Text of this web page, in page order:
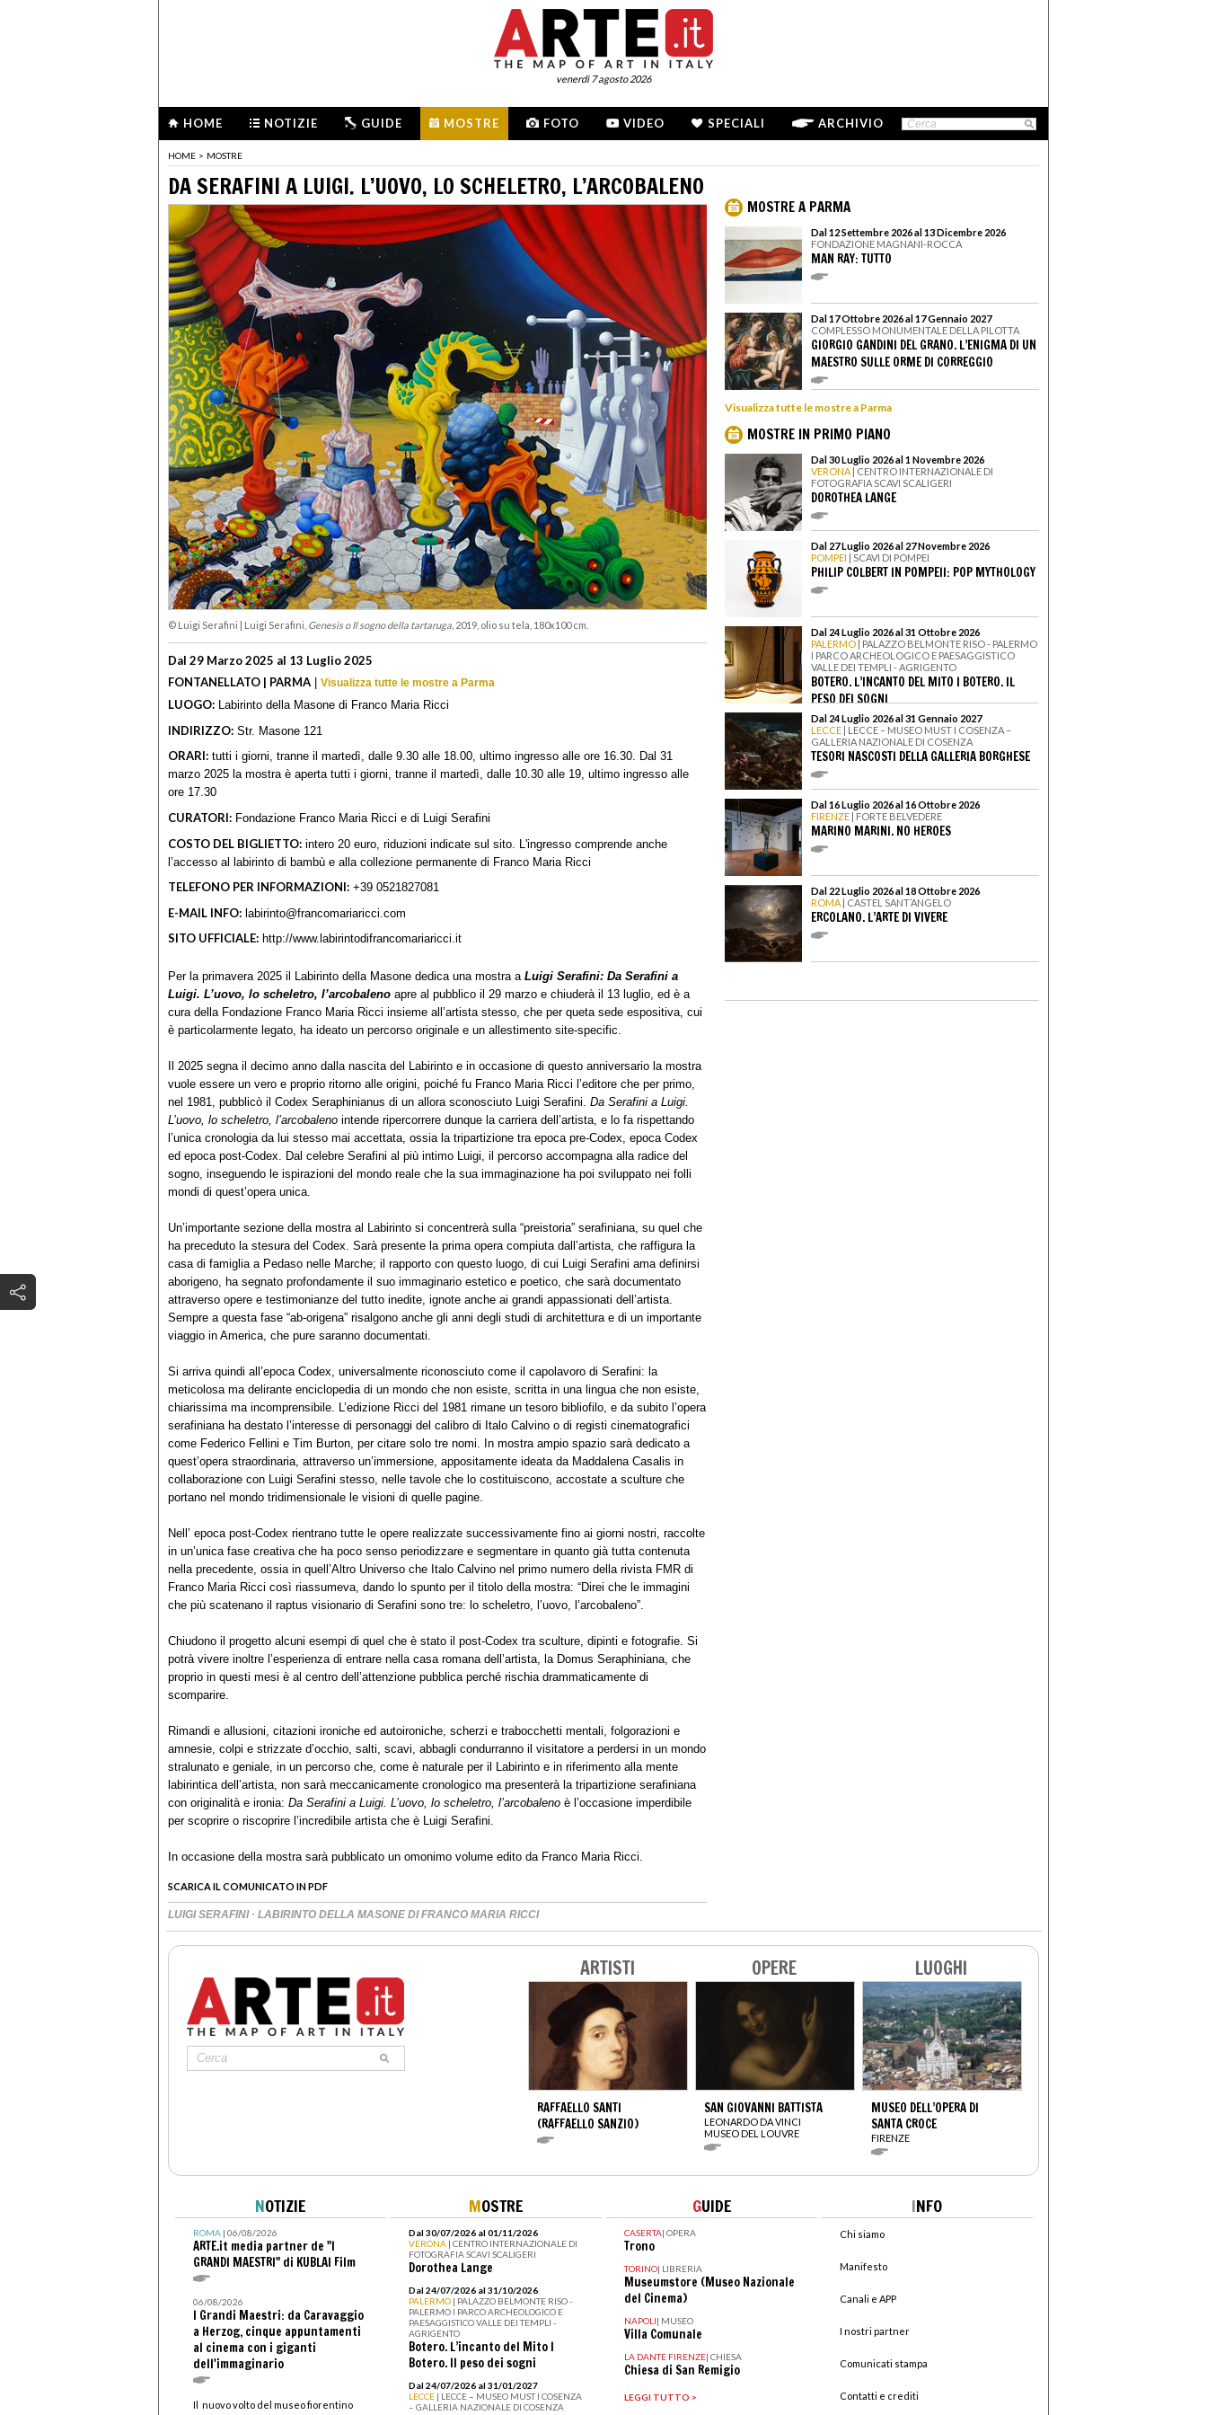
venerdì 7 agosto 2026
HOME NOTIZIE GUIDE MOSTRE FOTO VIDEO SPECIALI ARCHIVIO
HOME > MOSTRE
DA SERAFINI A LUIGI. L’UOVO, LO SCHELETRO, L’ARCOBALENO
© Luigi Serafini Luigi Serafini, Genesis o Il sogno della tartaruga, 2019, olio su tela, 180x100 cm.
Dal 29 Marzo 2025 al 13 Luglio 2025
FONTANELLATO | PARMA | Visualizza tutte le mostre a Parma
LUOGO: Labirinto della Masone di Franco Maria Ricci
INDIRIZZO: Str. Masone 121
ORARI: tutti i giorni, tranne il martedì, dalle 9.30 alle 18.00, ultimo ingresso alle ore 16.30. Dal 31
marzo 2025 la mostra è aperta tutti i giorni, tranne il martedì, dalle 10.30 alle 19, ultimo ingresso alle
ore 17.30
CURATORI: Fondazione Franco Maria Ricci e di Luigi Serafini
COSTO DEL BIGLIETTO: intero 20 euro, riduzioni indicate sul sito. L'ingresso comprende anche
l’accesso al labirinto di bambù e alla collezione permanente di Franco Maria Ricci
TELEFONO PER INFORMAZIONI: +39 0521827081
E-MAIL INFO: labirinto@francomariaricci.com
SITO UFFICIALE: http://www.labirintodifrancomariaricci.it
Per la primavera 2025 il Labirinto della Masone dedica una mostra a Luigi Serafini: Da Serafini a
Luigi. L’uovo, lo scheletro, l’arcobaleno apre al pubblico il 29 marzo e chiuderà il 13 luglio, ed è a
cura della Fondazione Franco Maria Ricci insieme all’artista stesso, che per queta sede espositiva, cui
è particolarmente legato, ha ideato un percorso originale e un allestimento site-specific.
Il 2025 segna il decimo anno dalla nascita del Labirinto e in occasione di questo anniversario la mostra
vuole essere un vero e proprio ritorno alle origini, poiché fu Franco Maria Ricci l’editore che per primo,
nel 1981, pubblicò il Codex Seraphinianus di un allora sconosciuto Luigi Serafini. Da Serafini a Luigi.
L’uovo, lo scheletro, l’arcobaleno intende ripercorrere dunque la carriera dell’artista, e lo fa rispettando
l’unica cronologia da lui stesso mai accettata, ossia la tripartizione tra epoca pre-Codex, epoca Codex
ed epoca post-Codex. Dal celebre Serafini al più intimo Luigi, il percorso accompagna alla radice del
sogno, inseguendo le ispirazioni del mondo reale che la sua immaginazione ha poi sviluppato nei folli
mondi di quest’opera unica.
Un’importante sezione della mostra al Labirinto si concentrerà sulla “preistoria” serafiniana, su quel che
ha preceduto la stesura del Codex. Sarà presente la prima opera compiuta dall’artista, che raffigura la
casa di famiglia a Pedaso nelle Marche; il rapporto con questo luogo, di cui Luigi Serafini ama definirsi
aborigeno, ha segnato profondamente il suo immaginario estetico e poetico, che sarà documentato
attraverso opere e testimonianze del tutto inedite, ignote anche ai grandi appassionati dell’artista.
Sempre a questa fase “ab-origena” risalgono anche gli anni degli studi di architettura e di un importante
viaggio in America, che pure saranno documentati.
Si arriva quindi all’epoca Codex, universalmente riconosciuto come il capolavoro di Serafini: la
meticolosa ma delirante enciclopedia di un mondo che non esiste, scritta in una lingua che non esiste,
chiarissima ma incomprensibile. L’edizione Ricci del 1981 rimane un tesoro bibliofilo, e da subito l’opera
serafiniana ha destato l’interesse di personaggi del calibro di Italo Calvino o di registi cinematografici
come Federico Fellini e Tim Burton, per citare solo tre nomi. In mostra ampio spazio sarà dedicato a
quest’opera straordinaria, attraverso un’immersione, appositamente ideata da Maddalena Casalis in
collaborazione con Luigi Serafini stesso, nelle tavole che lo costituiscono, accostate a sculture che
portano nel mondo tridimensionale le visioni di quelle pagine.
Nell’ epoca post-Codex rientrano tutte le opere realizzate successivamente fino ai giorni nostri, raccolte
in un’unica fase creativa che ha poco senso periodizzare e segmentare in quanto già tutta contenuta
nella precedente, ossia in quell’Altro Universo che Italo Calvino nel primo numero della rivista FMR di
Franco Maria Ricci così riassumeva, dando lo spunto per il titolo della mostra: “Direi che le immagini
che più scatenano il raptus visionario di Serafini sono tre: lo scheletro, l’uovo, l’arcobaleno”.
Chiudono il progetto alcuni esempi di quel che è stato il post-Codex tra sculture, dipinti e fotografie. Si
potrà vivere inoltre l’esperienza di entrare nella casa romana dell’artista, la Domus Seraphiniana, che
proprio in questi mesi è al centro dell’attenzione pubblica perché rischia drammaticamente di
scomparire.
Rimandi e allusioni, citazioni ironiche ed autoironiche, scherzi e trabocchetti mentali, folgorazioni e
amnesie, colpi e strizzate d’occhio, salti, scavi, abbagli condurranno il visitatore a perdersi in un mondo
stralunato e geniale, in un percorso che, come è naturale per il Labirinto e in riferimento alla mente
labirintica dell’artista, non sarà meccanicamente cronologico ma presenterà la tripartizione serafiniana
con originalità e ironia: Da Serafini a Luigi. L’uovo, lo scheletro, l’arcobaleno è l’occasione imperdibile
per scoprire o riscoprire l’incredibile artista che è Luigi Serafini.
In occasione della mostra sarà pubblicato un omonimo volume edito da Franco Maria Ricci.
SCARICA IL COMUNICATO IN PDF
LUIGI SERAFINI · LABIRINTO DELLA MASONE DI FRANCO MARIA RICCI
MOSTRE A PARMA
Dal 12 Settembre 2026 al 13 Dicembre 2026
FONDAZIONE MAGNANI-ROCCA
MAN RAY: TUTTO
Dal 17 Ottobre 2026 al 17 Gennaio 2027
COMPLESSO MONUMENTALE DELLA PILOTTA
GIORGIO GANDINI DEL GRANO. L’ENIGMA DI UN
MAESTRO SULLE ORME DI CORREGGIO
Visualizza tutte le mostre a Parma
MOSTRE IN PRIMO PIANO
Dal 30 Luglio 2026 al 1 Novembre 2026
VERONA | CENTRO INTERNAZIONALE DI
FOTOGRAFIA SCAVI SCALIGERI
DOROTHEA LANGE
Dal 27 Luglio 2026 al 27 Novembre 2026
POMPEI | SCAVI DI POMPEI
PHILIP COLBERT IN POMPEII: POP MYTHOLOGY
Dal 24 Luglio 2026 al 31 Ottobre 2026
PALERMO | PALAZZO BELMONTE RISO - PALERMO
I PARCO ARCHEOLOGICO E PAESAGGISTICO
VALLE DEI TEMPLI - AGRIGENTO
BOTERO. L’INCANTO DEL MITO I BOTERO. IL
PESO DEI SOGNI
Dal 24 Luglio 2026 al 31 Gennaio 2027
LECCE | LECCE – MUSEO MUST I COSENZA –
GALLERIA NAZIONALE DI COSENZA
TESORI NASCOSTI DELLA GALLERIA BORGHESE
Dal 16 Luglio 2026 al 16 Ottobre 2026
FIRENZE | FORTE BELVEDERE
MARINO MARINI. NO HEROES
Dal 22 Luglio 2026 al 18 Ottobre 2026
ROMA | CASTEL SANT’ANGELO
ERCOLANO. L’ARTE DI VIVERE
ARTISTI
RAFFAELLO SANTI
(RAFFAELLO SANZIO)
OPERE
SAN GIOVANNI BATTISTA
LEONARDO DA VINCI
MUSEO DEL LOUVRE
LUOGHI
MUSEO DELL’OPERA DI
SANTA CROCE
FIRENZE
NOTIZIE
ROMA| 06/08/2026
ARTE.it media partner de "I
GRANDI MAESTRI" di KUBLAI Film
06/08/2026
I Grandi Maestri: da Caravaggio
a Herzog, cinque appuntamenti
al cinema con i giganti
dell'immaginario
Il nuovo volto del museo fiorentino
MOSTRE
Dal 30/07/2026 al 01/11/2026
VERONA | CENTRO INTERNAZIONALE DI
FOTOGRAFIA SCAVI SCALIGERI
Dorothea Lange
Dal 24/07/2026 al 31/10/2026
PALERMO | PALAZZO BELMONTE RISO -
PALERMO I PARCO ARCHEOLOGICO E
PAESAGGISTICO VALLE DEI TEMPLI -
AGRIGENTO
Botero. L’incanto del Mito I
Botero. Il peso dei sogni
Dal 24/07/2026 al 31/01/2027
LECCE | LECCE – MUSEO MUST I COSENZA
– GALLERIA NAZIONALE DI COSENZA
GUIDE
CASERTA| OPERA
Trono
TORINO| LIBRERIA
Museumstore (Museo Nazionale
del Cinema)
NAPOLI| MUSEO
Villa Comunale
LA DANTE FIRENZE| CHIESA
Chiesa di San Remigio
LEGGI TUTTO >
INFO
Chi siamo
Manifesto
Canali e APP
I nostri partner
Comunicati stampa
Contatti e crediti